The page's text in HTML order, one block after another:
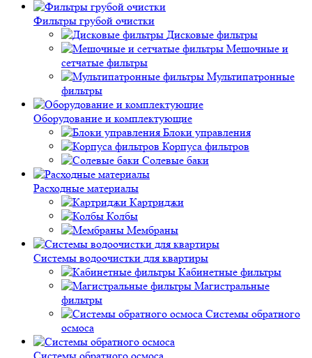
Фильтры грубой очистки
Дисковые фильтры
Мешочные и
сетчатые фильтры
Мультипатронные
фильтры
Оборудование и комплектующие
Блоки управления
Корпуса фильтров
Солевые баки
Расходные материалы
Картриджи
Колбы
Мембраны
Системы водоочистки для квартиры
Кабинетные фильтры
Магистральные
фильтры
Системы обратного
осмоса